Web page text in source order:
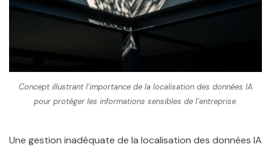
Concept illustrant l’importance de la localisation des données IA
pour protéger les informations sensibles de l’entreprise.
Une gestion inadéquate de la localisation des données IA